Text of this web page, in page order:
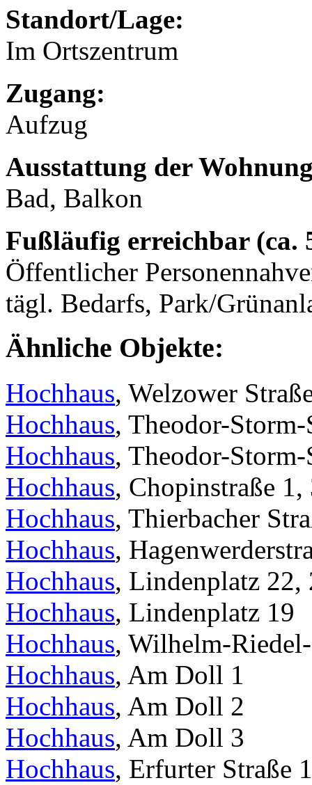
Standort/Lage:
Im Ortszentrum
Zugang:
Aufzug
Ausstattung der
Bad, Balkon
Fußläufig erreichbar (ca.
Öffentlicher
tägl. Bedarfs, Park/
Ähnliche Objekte:
Hochhaus, Welzower
Hochhaus, Theodor-
Hochhaus, Theodor-
Hochhaus, Chopinstraße 1,
Hochhaus, Thierbacher
Hochhaus,
Hochhaus, Lindenplatz 22,
Hochhaus, Lindenplatz 19
Hochhaus, Wilhelm-
Hochhaus, Am Doll 1
Hochhaus, Am Doll 2
Hochhaus, Am Doll 3
Hochhaus, Erfurter Straße 1